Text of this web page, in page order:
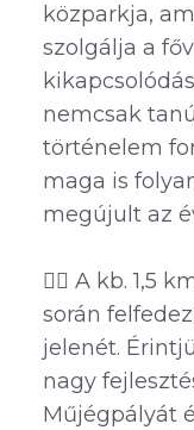
közparkja,
szolgálja a
nemcsak
történelem
maga is
megújult az
🚶‍♂️ A kb. 1,5
során
jelenét.
nagy
Műjégpályát